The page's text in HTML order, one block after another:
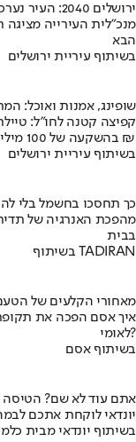
ירושלים 2040: העיר נערכת ל- 1.5 מליון תושבים
מנכ"לית העירייה מציגה
הבא
בשיתוף עיריית ירושלים
שופינג, אמנות ואוכל:
קפיצה קטנה לחו"ל:
בהשקעה של 100 מיליון ₪
בשיתוף עיריית ירושלים
כך תחסכו בחשמל בלי
מהפכת האנרגיה של
בבית
בשיתוף TADIRAN
מאחורי הקלעים של
לאומי?
בשיתוף אסם
אתם עוד לא שם? הטיסה
יונדאי לוקחת אתכם
בשיתוף יונדאי מבית